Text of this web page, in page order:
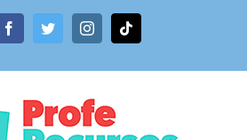
FacebookTwitterInstagramTiktok